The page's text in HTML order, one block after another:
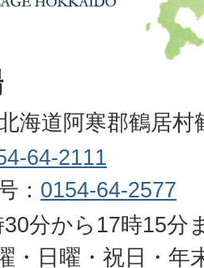
海道阿寒郡鶴居村
64-2111
： 0154-64-2577
分から17時15分
・日曜・祝日・年